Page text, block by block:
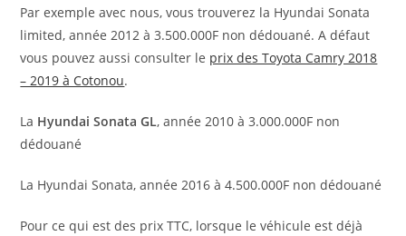
Par exemple avec nous, vous trouverez la Hyundai Sonata
limited, année 2012 à 3.500.000F non dédouané. A défaut
vous pouvez aussi consulter le prix des Toyota Camry 2018
– 2019 à Cotonou.
La Hyundai Sonata GL, année 2010 à 3.000.000F non
dédouané
La Hyundai Sonata, année 2016 à 4.500.000F non dédouané
Pour ce qui est des prix TTC, lorsque le véhicule est déjà